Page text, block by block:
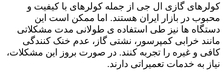
کولرهای گازی ال جی از جمله کولرهای با کیفیت و
محبوب در بازار ایران هستند. اما ممکن است این
دستگاه ها نیز طی استفاده ی طولانی مدت مشکلاتی
مانند خرابی کمپرسور، نشتی گاز، عدم خنک کنندگی
کافی و غیره را تجربه کنند. در صورت بروز این مشکلات،
نیاز به خدمات تعمیراتی دارند.